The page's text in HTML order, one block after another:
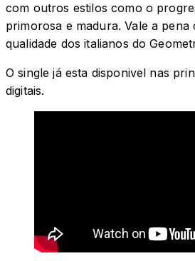
com outros estilos como o
primorosa e madura. Vale a
qualidade dos italianos do
O single já esta disponivel nas
digitais.